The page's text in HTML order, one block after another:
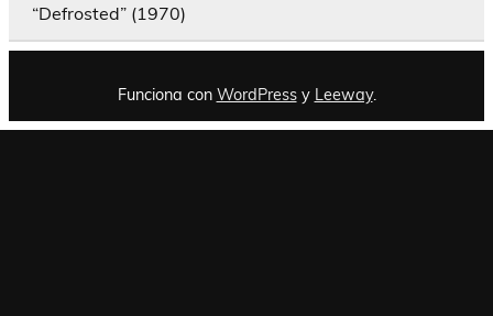
“Defrosted” (1970)
Funciona con WordPressy Leeway.